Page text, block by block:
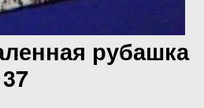
рубашка